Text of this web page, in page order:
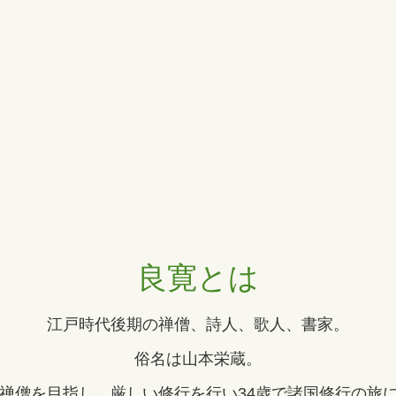
良寛とは
江戸時代後期の禅僧、詩人、歌人、書家。
俗名は山本栄蔵。